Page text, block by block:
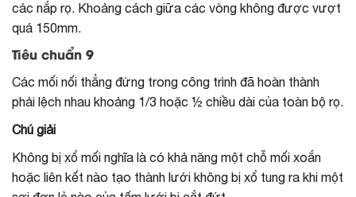
các nắp rọ. Khoảng cách giữa các vòng không được vượt
quá 150mm.
Tiêu chuẩn 9
Các mối nối thẳng đứng trong công trình đã hoàn thành
phải lệch nhau khoảng 1/3 hoặc ½ chiều dài của toàn bộ rọ.
Chú giải
Không bị xổ mối nghĩa là có khả năng một chỗ mối xoắn
hoặc liên kết nào tạo thành lưới không bị xổ tung ra khi một